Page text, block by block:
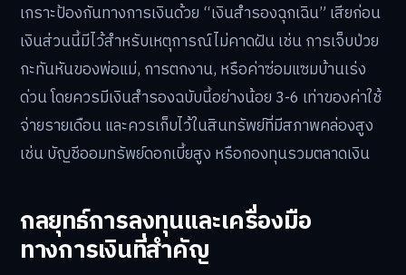
เกราะป้องกันทางการเงินด้วย “เงินสำรองฉุกเฉิน” เสียก่อน
เงินส่วนนี้มีไว้สำหรับเหตุการณ์ไม่คาดฝัน เช่น การเจ็บป่วย
กะทันหันของพ่อแม่, การตกงาน, หรือค่าซ่อมแซมบ้านเร่ง
ด่วน โดยควรมีเงินสำรองฉบับนี้อย่างน้อย 3-6 เท่าของค่าใช้
จ่ายรายเดือน และควรเก็บไว้ในสินทรัพย์ที่มีสภาพคล่องสูง
เช่น บัญชีออมทรัพย์ดอกเบี้ยสูง หรือกองทุนรวมตลาดเงิน
กลยุทธ์การลงทุนและเครื่องมือ
ทางการเงินที่สำคัญ